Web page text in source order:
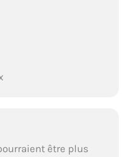
être plus